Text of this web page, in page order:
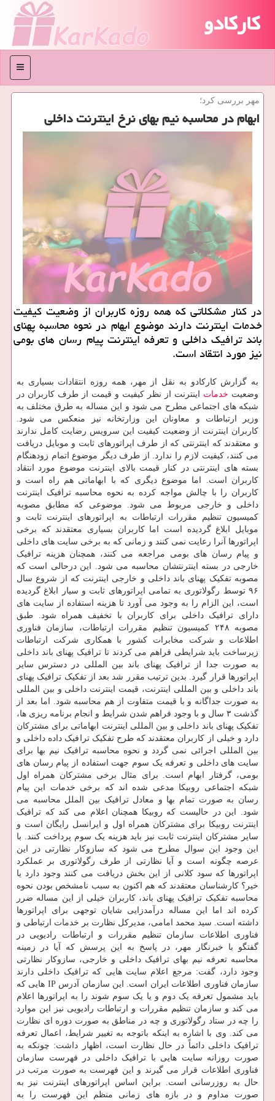
کارکادو
منو
مهر بررسی كرد؛
ابهام در محاسبه نیم بهای نرخ اینترنت داخلی
در كنار مشكلاتی كه همه روزه كاربران از وضعیت كیفیت
خدمات اینترنت دارند موضوع ابهام در نحوه محاسبه پهنای
باند ترافیك داخلی و تعرفه اینترنت پیام رسان های بومی
نیز مورد انتقاد است.
به گزارش کارکادو به نقل از مهر، همه روزه انتقادات بسیاری به
وضعیت خدمات اینترنت از نظر کیفیت و قیمت از طرف کاربران در
شبکه های اجتماعی مطرح می شود و این مساله به طرق مختلف به
وزیر ارتباطات و معاونان این وزارتخانه نیز منعکس می شود.
کاربران اینترنت از وضعیت کیفیت این سرویس رضایت کامل ندارند
و معتقدند که اینترنتی که از طرف اپراتورهای ثابت و موبایل دریافت
می کنند، کیفیت لازم را ندارد. از طرف دیگر موضوع اتمام زودهنگام
بسته های اینترنتی در کنار قیمت بالای اینترنت موضوع مورد انتقاد
کاربران است. اما موضوع دیگری که با ابهاماتی هم راه است و
کاربران را با چالش مواجه کرده به نحوه محاسبه ترافیک اینترنت
داخلی و خارجی مربوط می شود. موضوعی که مطابق مصوبه
کمیسیون تنظیم مقررات ارتباطات به اپراتورهای اینترنت ثابت و
موبایل ابلاغ گردیده است اما کاربران بسیاری معتقدند که برخی
اپراتورها آنرا رعایت نمی کنند و زمانی که به برخی سایت های داخلی
و پیام رسان های بومی مراجعه می کنند، همچنان هزینه ترافیک
خارجی در بسته اینترنتشان محاسبه می شود. این درحالی است که
مصوبه تفکیک پهنای باند داخلی و خارجی اینترنت که از شروع سال
۹۶ توسط رگولاتوری به تمامی اپراتورهای ثابت و سیار ابلاغ گردیده
است، این الزام را به وجود می آورد تا هزینه استفاده از سایت های
دارای ترافیک داخلی برای کاربران با تخفیف همراه شود. طبق
مصوبه ۲۴۸ کمیسیون تنظیم مقررات ارتباطات، سازمان فناوری
اطلاعات و شرکت مخابرات کشور با همکاری شرکت ارتباطات
زیرساخت باید شرایطی فراهم می کردند تا ترافیک پهنای باند داخلی
به صورت جدا از ترافیک پهنای باند بین المللی در دسترس سایر
اپراتورها قرار گیرد. بدین ترتیب مقرر شد بعد از تفکیک ترافیک پهنای
باند داخلی و بین المللی اینترنت، قیمت اینترنت داخلی و بین المللی
به صورت جداگانه و با قیمت متفاوت از هم محاسبه شود. اما بعد از
گذشت ۳ سال و با وجود فراهم شدن شرایط و انجام برنامه ریزی ها،
تفکیک پهنای باند داخلی و بین المللی اینترنت ابهاماتی برای مشترکان
دارد و خیلی از کاربران معتقدند که طرح تفکیک ترافیک داده داخلی و
بین المللی اجرائی نمی گردد و نحوه محاسبه ترافیک نیم بها برای
سایت های داخلی و تعرفه یک سوم جهت استفاده از پیام رسان های
بومی، گرفتار ابهام است. برای مثال برخی مشترکان همراه اول
شبکه اجتماعی روبیکا مدعی شده اند که برخی خدمات این پیام
رسان به صورت تمام بها و معادل ترافیک بین الملل محاسبه می
شود. این در حالیست که روبیکا همچنان اعلام می کند که ترافیک
اینترنت روبیکا برای مشترکان همراه اول و ایرانسل رایگان است و
سایر مشترکان اینترنت ثابت نیز باید هزینه یک سوم پرداخت کنند. با
این وجود این سوال مطرح می شود که سازوکار نظارتی در این
عرصه چگونه است و آیا نظارتی از طرف رگولاتوری بر عملکرد
اپراتورها که سود کلانی از این بخش دریافت می کنند وجود دارد یا
خیر؟ کارشناسان معتقدند که هم اکنون به سبب نامشخص بودن نحوه
محاسبه تفکیک ترافیک پهنای باند، کاربران خیلی از این مساله ضرر
کرده اند اما این مساله درآمدزایی شایان توجهی برای اپراتورها
داشته است. سید محمد امامی، مدیرکل نظارت بر خدمات ارتباطی و
فناوری اطلاعات سازمان تنظیم مقررات و ارتباطات رادیویی در
گفتگو با خبرنگار مهر، در پاسخ به این پرسش که آیا در زمینه
محاسبه تعرفه نیم بهای ترافیک داخلی و خارجی، سازوکار نظارتی
وجود دارد، گفت: مرجع اعلام سایت هایی که ترافیک داخلی دارند
سازمان فناوری اطلاعات ایران است. این سازمان آدرس IP هایی که
باید مشمول تعرفه یک دوم و یا یک سوم شوند را به اپراتورها اعلام
می کند و سازمان تنظیم مقررات و ارتباطات رادیویی نیز این موارد
را چه در ستاد رگولاتوری و چه در مناطق به صورت دوره ای نظارت
می کند. وی با اشاره به اینکه باتوجه به تغییر شرایط، اعمال تعرفه
ترافیک داخلی دائماً در حال نظارت است، اظهار داشت: چونکه به
صورت روزانه سایت هایی با ترافیک داخلی در فهرست سازمان
فناوری اطلاعات قرار می گیرند و این فهرست به صورت مرتب در
حال به روزرسانی است. براین اساس اپراتورهای اینترنت نیز به
صورت مداوم و در بازه های زمانی منظم این فهرست را به